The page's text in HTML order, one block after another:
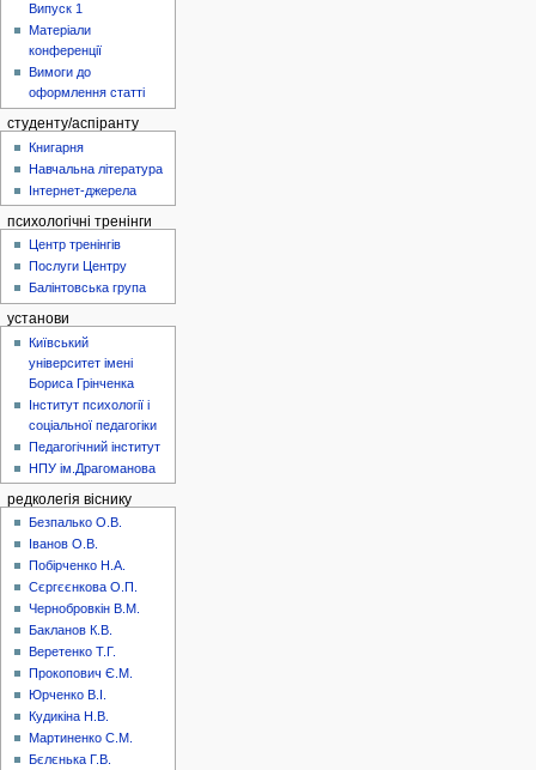
Випуск 1
Матеріали
конференції
Вимоги до
оформлення статті
студенту/аспіранту
Книгарня
Навчальна література
Інтернет-джерела
психологічні тренінги
Центр тренінгів
Послуги Центру
Балінтовська група
установи
Київський
університет імені
Бориса Грінченка
Інститут психології і
соціальної педагогіки
Педагогічний інститут
НПУ ім.Драгоманова
редколегія віснику
Безпалько О.В.
Іванов О.В.
Побірченко Н.А.
Сєргєєнкова О.П.
Чернобровкін В.М.
Бакланов К.В.
Веретенко Т.Г.
Прокопович Є.М.
Юрченко В.І.
Кудикіна Н.В.
Мартиненко С.М.
Бєлєнька Г.В.